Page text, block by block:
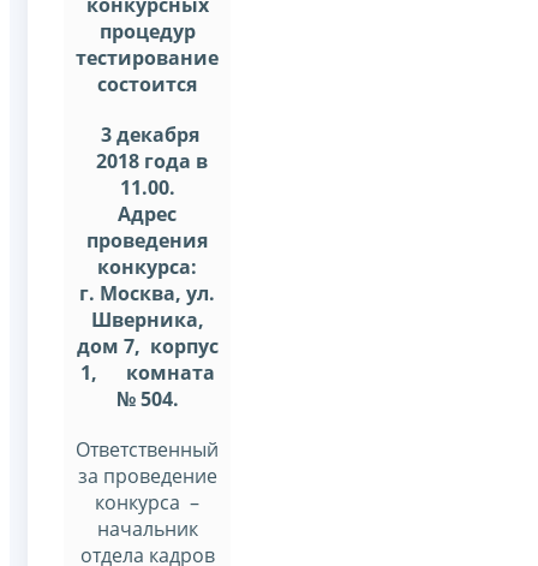
процедур
тестирование
состоится
3 декабря
2018 года в
11.00.
Адрес
проведения
конкурса:
г. Москва, ул.
Шверника,
дом 7, корпус
1, комната
№ 504.
Ответственный
за проведение
конкурса –
начальник
отдела кадров